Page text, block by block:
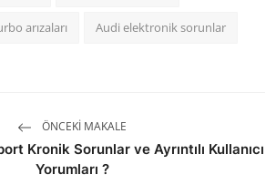
arızaları Audi elektronik sorunlar
ÖNCEKI MAKALE
Kronik Sorunlar ve Ayrıntılı Kullanıcı
Yorumları ?